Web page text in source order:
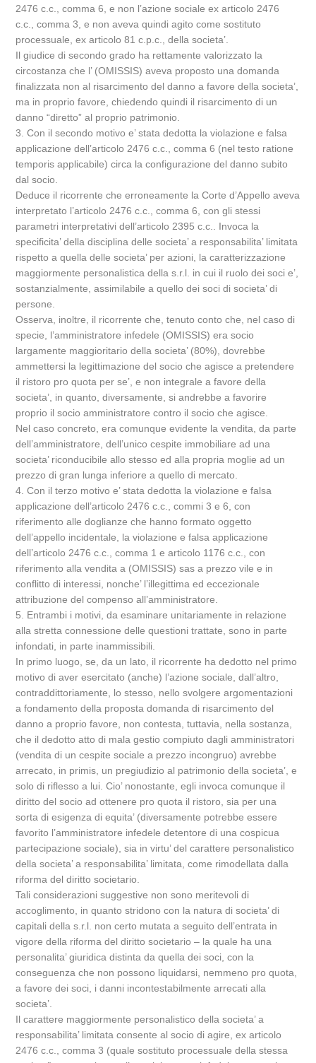
2476 c.c., comma 6, e non l’azione sociale ex articolo 2476
c.c., comma 3, e non aveva quindi agito come sostituto
processuale, ex articolo 81 c.p.c., della societa’.
Il giudice di secondo grado ha rettamente valorizzato la
circostanza che l’ (OMISSIS) aveva proposto una domanda
finalizzata non al risarcimento del danno a favore della societa’,
ma in proprio favore, chiedendo quindi il risarcimento di un
danno “diretto” al proprio patrimonio.
3. Con il secondo motivo e’ stata dedotta la violazione e falsa
applicazione dell’articolo 2476 c.c., comma 6 (nel testo ratione
temporis applicabile) circa la configurazione del danno subito
dal socio.
Deduce il ricorrente che erroneamente la Corte d’Appello aveva
interpretato l’articolo 2476 c.c., comma 6, con gli stessi
parametri interpretativi dell’articolo 2395 c.c.. Invoca la
specificita’ della disciplina delle societa’ a responsabilita’ limitata
rispetto a quella delle societa’ per azioni, la caratterizzazione
maggiormente personalistica della s.r.l. in cui il ruolo dei soci e’,
sostanzialmente, assimilabile a quello dei soci di societa’ di
persone.
Osserva, inoltre, il ricorrente che, tenuto conto che, nel caso di
specie, l’amministratore infedele (OMISSIS) era socio
largamente maggioritario della societa’ (80%), dovrebbe
ammettersi la legittimazione del socio che agisce a pretendere
il ristoro pro quota per se’, e non integrale a favore della
societa’, in quanto, diversamente, si andrebbe a favorire
proprio il socio amministratore contro il socio che agisce.
Nel caso concreto, era comunque evidente la vendita, da parte
dell’amministratore, dell’unico cespite immobiliare ad una
societa’ riconducibile allo stesso ed alla propria moglie ad un
prezzo di gran lunga inferiore a quello di mercato.
4. Con il terzo motivo e’ stata dedotta la violazione e falsa
applicazione dell’articolo 2476 c.c., commi 3 e 6, con
riferimento alle doglianze che hanno formato oggetto
dell’appello incidentale, la violazione e falsa applicazione
dell’articolo 2476 c.c., comma 1 e articolo 1176 c.c., con
riferimento alla vendita a (OMISSIS) sas a prezzo vile e in
conflitto di interessi, nonche’ l’illegittima ed eccezionale
attribuzione del compenso all’amministratore.
5. Entrambi i motivi, da esaminare unitariamente in relazione
alla stretta connessione delle questioni trattate, sono in parte
infondati, in parte inammissibili.
In primo luogo, se, da un lato, il ricorrente ha dedotto nel primo
motivo di aver esercitato (anche) l’azione sociale, dall’altro,
contraddittoriamente, lo stesso, nello svolgere argomentazioni
a fondamento della proposta domanda di risarcimento del
danno a proprio favore, non contesta, tuttavia, nella sostanza,
che il dedotto atto di mala gestio compiuto dagli amministratori
(vendita di un cespite sociale a prezzo incongruo) avrebbe
arrecato, in primis, un pregiudizio al patrimonio della societa’, e
solo di riflesso a lui. Cio’ nonostante, egli invoca comunque il
diritto del socio ad ottenere pro quota il ristoro, sia per una
sorta di esigenza di equita’ (diversamente potrebbe essere
favorito l’amministratore infedele detentore di una cospicua
partecipazione sociale), sia in virtu’ del carattere personalistico
della societa’ a responsabilita’ limitata, come rimodellata dalla
riforma del diritto societario.
Tali considerazioni suggestive non sono meritevoli di
accoglimento, in quanto stridono con la natura di societa’ di
capitali della s.r.l. non certo mutata a seguito dell’entrata in
vigore della riforma del diritto societario – la quale ha una
personalita’ giuridica distinta da quella dei soci, con la
conseguenza che non possono liquidarsi, nemmeno pro quota,
a favore dei soci, i danni incontestabilmente arrecati alla
societa’.
Il carattere maggiormente personalistico della societa’ a
responsabilita’ limitata consente al socio di agire, ex articolo
2476 c.c., comma 3 (quale sostituto processuale della stessa